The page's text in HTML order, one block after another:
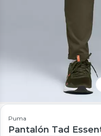
Puma
Pantalón Tad